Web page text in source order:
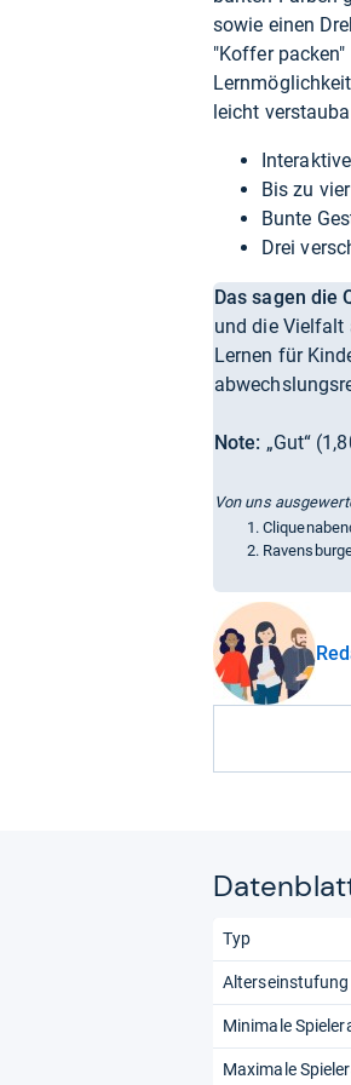
sowie einen
"Koffer
leicht
Bis zu
Bunte
Drei
Das sagen die
und die Vielfalt
Lernen für
Note: „Gut“
Von uns
Typ
Alterseinstufung
Minimale
Maximale